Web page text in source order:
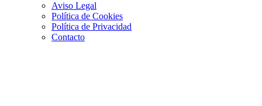
Aviso Legal
Política de Cookies
Política de Privacidad
Contacto